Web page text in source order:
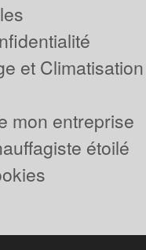
et
mon entreprise
étoilé